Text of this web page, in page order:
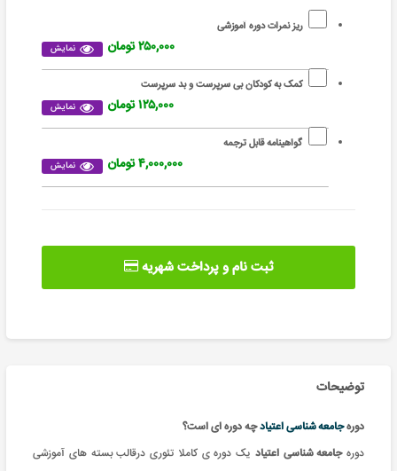
ریز نمرات دوره آموزشی
نمایش ۲۵۰,۰۰۰ تومان
کمک به کودکان بی سرپرست و بد سرپرست
نمایش ۱۲۵,۰۰۰ تومان
گواهینامه قابل ترجمه
نمایش ۴,۰۰۰,۰۰۰ تومان
ثبت نام و پرداخت شهریه
توضیحات
دورهجامعه شناسی اعتیادچه دوره ای است؟
دورهجامعه شناسی اعتیاد یک دوره ی کاملا تئوری درقالب بسته های آموزشی